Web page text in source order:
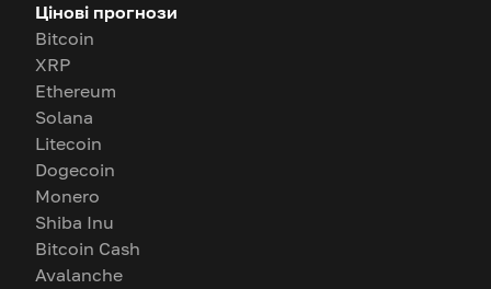
Цінові прогнози
Bitcoin
XRP
Ethereum
Solana
Litecoin
Dogecoin
Monero
Shiba Inu
Bitcoin Cash
Avalanche